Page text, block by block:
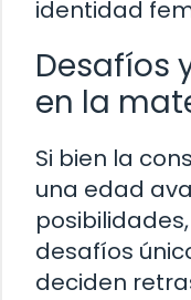
identidad
Desafíos
en la
Si bien la
una edad
desafíos
deciden